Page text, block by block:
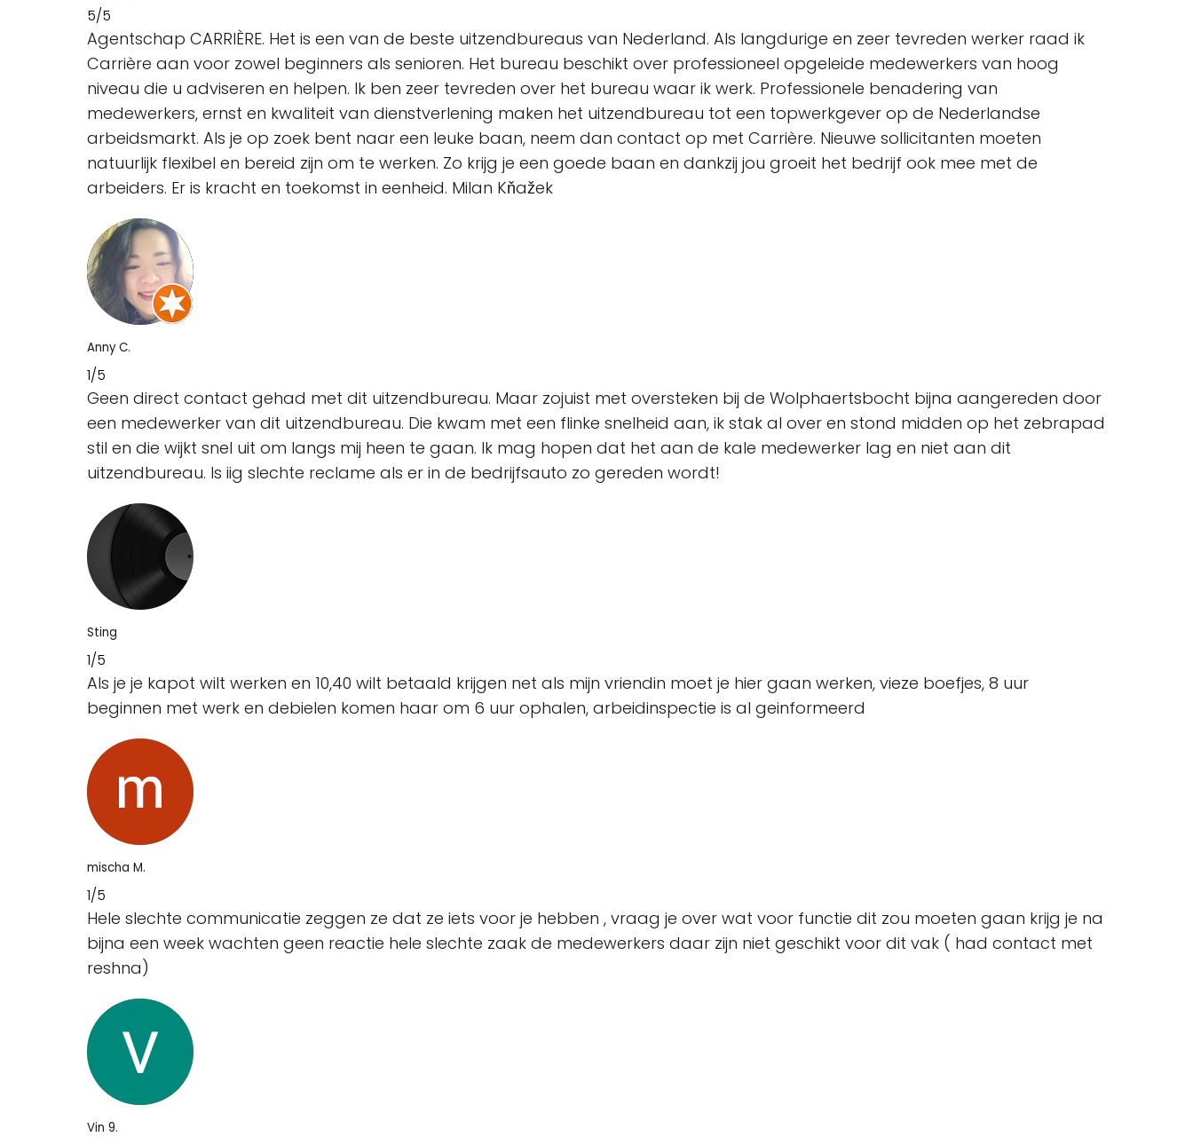
5/5
Agentschap CARRIÈRE. Het is een van de beste uitzendbureaus van Nederland. Als langdurige en zeer tevreden werker raad ik
Carrière aan voor zowel beginners als senioren. Het bureau beschikt over professioneel opgeleide medewerkers van hoog
niveau die u adviseren en helpen. Ik ben zeer tevreden over het bureau waar ik werk. Professionele benadering van
medewerkers, ernst en kwaliteit van dienstverlening maken het uitzendbureau tot een topwerkgever op de Nederlandse
arbeidsmarkt. Als je op zoek bent naar een leuke baan, neem dan contact op met Carrière. Nieuwe sollicitanten moeten
natuurlijk flexibel en bereid zijn om te werken. Zo krijg je een goede baan en dankzij jou groeit het bedrijf ook mee met de
arbeiders. Er is kracht en toekomst in eenheid. Milan Kňažek
Anny C.
1/5
Geen direct contact gehad met dit uitzendbureau. Maar zojuist met oversteken bij de Wolphaertsbocht bijna aangereden door
een medewerker van dit uitzendbureau. Die kwam met een flinke snelheid aan, ik stak al over en stond midden op het zebrapad
stil en die wijkt snel uit om langs mij heen te gaan. Ik mag hopen dat het aan de kale medewerker lag en niet aan dit
uitzendbureau. Is iig slechte reclame als er in de bedrijfsauto zo gereden wordt!
Sting
1/5
Als je je kapot wilt werken en 10,40 wilt betaald krijgen net als mijn vriendin moet je hier gaan werken, vieze boefjes, 8 uur
beginnen met werk en debielen komen haar om 6 uur ophalen, arbeidinspectie is al geinformeerd
mischa M.
1/5
Hele slechte communicatie zeggen ze dat ze iets voor je hebben , vraag je over wat voor functie dit zou moeten gaan krijg je na
bijna een week wachten geen reactie hele slechte zaak de medewerkers daar zijn niet geschikt voor dit vak ( had contact met
reshna)
Vin 9.